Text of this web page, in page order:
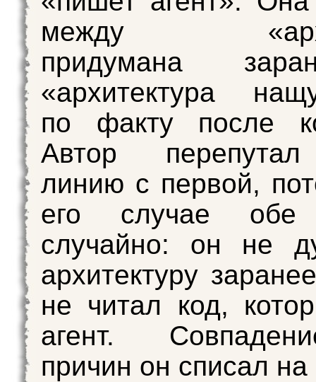
между
придумана
«архитектура
по факту после
Автор
линию с первой,
его случае обе
случайно: он не
архитектуру
не читал код,
агент.
причин он списал на